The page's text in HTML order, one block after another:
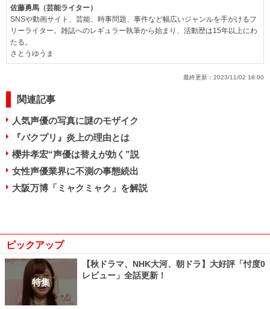
佐藤勇馬（芸能ライター）
SNSや動画サイト、芸能、時事問題、事件など幅広いジャンルを手がけるフ
リーライター。雑誌へのレギュラー執筆から始まり、活動歴は15年以上にわ
たる。
さとうゆうま
最終更新： 2023/11/02 18:00
関連記事
人気声優の写真に謎のモザイク
『バクプリ』炎上の理由とは
櫻井孝宏“声優は替えが効く”説
女性声優業界に不測の事態続出
大阪万博「ミャクミャク」を解説
ピックアップ
特集
【秋ドラマ、NHK大河、朝ドラ】大好評「忖度0
レビュー」全話更新！